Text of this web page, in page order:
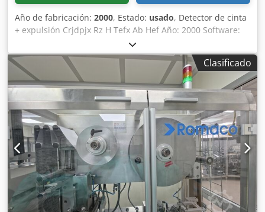
Año de fabricación: 2000, Estado: usado, Detector de cinta
+ expulsión Crjdpjx Rz H Tefx Ab Hef Año: 2000 Software:
1.01 Ancho de banda: 100 mm Altura máxima del
producto: 160 mm
Clasificado